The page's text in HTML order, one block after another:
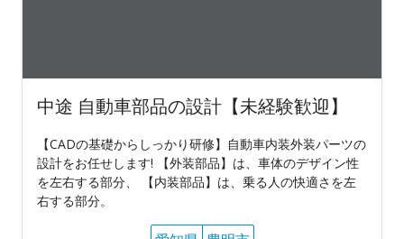
中途 自動車部品の設計【未経験歓迎】
【CADの基礎からしっかり研修】自動車内装外装パーツの
設計をお任せします! 【外装部品】は、車体のデザイン性
を左右する部分、 【内装部品】は、乗る人の快適さを左
右する部分。